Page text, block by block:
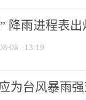
降雨进程表
08 13:19
为台风暴雨